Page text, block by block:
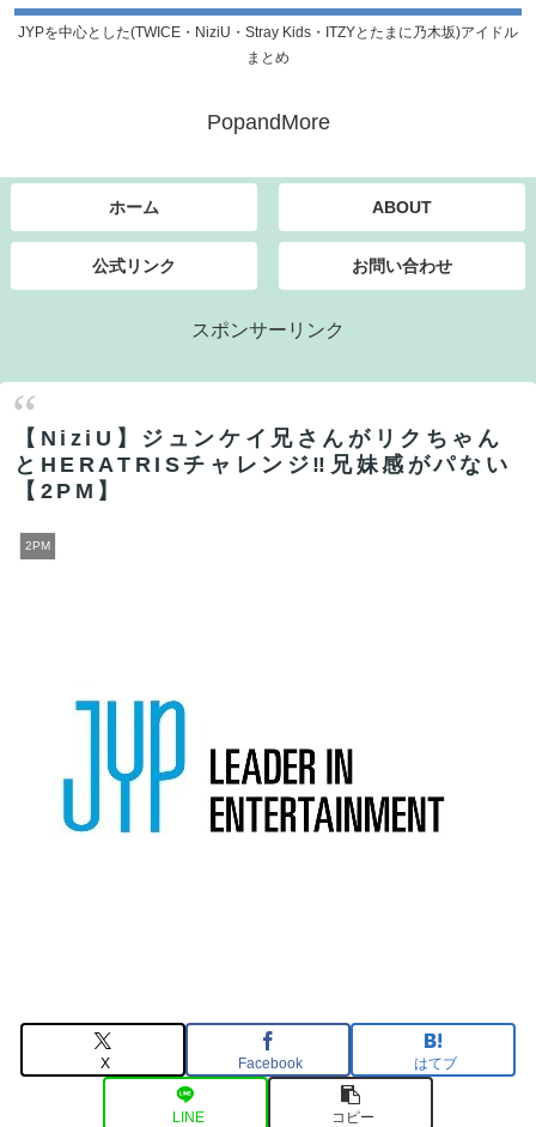
JYPを中心とした(TWICE・NiziU・Stray Kids・ITZYとたまに乃木坂)アイドル
まとめ
PopandMore
ホーム ABOUT
公式リンク お問い合わせ
スポンサーリンク
【NiziU】ジュンケイ兄さんがリクちゃん
とHERATRISチャレンジ‼兄妹感がパない
【2PM】
2PM
X Facebook はてブ
LINE コピー